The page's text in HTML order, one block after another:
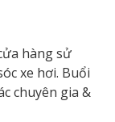
hàng sử
xe hơi. Buổi
chuyên gia &